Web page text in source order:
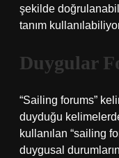
şekilde
tanım
Duygular
“Sailing forums”
duyduğu
kullanılan “sailing
duygusal